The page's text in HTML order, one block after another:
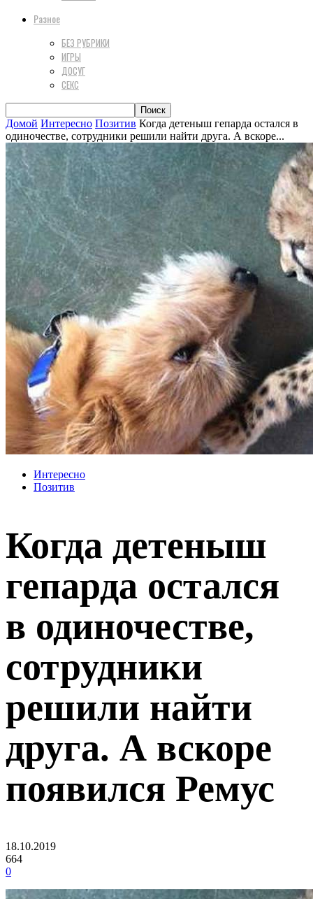
Разное
БЕЗ РУБРИКИ
ИГРЫ
ДОСУГ
СЕКС
Домой Интересно Позитив Когда детеныш гепарда остался в
одиночестве, сотрудники решили найти друга. А вскоре...
Интересно
Позитив
Когда детеныш
гепарда остался
в одиночестве,
сотрудники
решили найти
друга. А вскоре
появился Ремус
18.10.2019
664
0